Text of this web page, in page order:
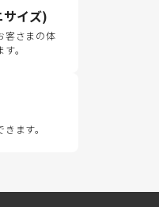
サイズ)
客さまの体
。
ます。